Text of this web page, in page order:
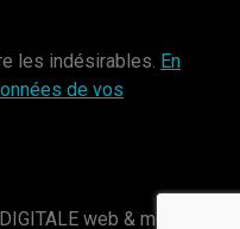
les indésirables. En
de vos
web & mobile